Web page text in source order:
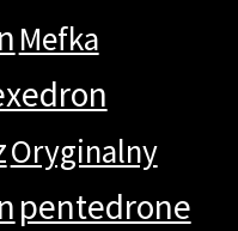
Mefka
Oryginalny
pentedrone